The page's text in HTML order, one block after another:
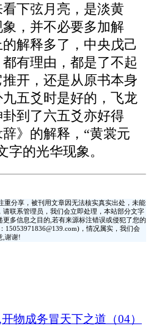
下弦月亮，是淡黄
，并不必要多加解
解释多了，中央戊己
有理由，都是了不起
开，还是从原书本身
五爻时是好的，飞龙
到了六五爻亦好得
》的解释，“黄裳元
字的光华现象。
重分享，被刊用文章因无法核实真实出处，未能
联系管理员，我们会立即处理，本站部分文字
多信息之目的,若有来源标注错误或侵犯了您的
15053971836@139.com)，情况属实，我们会
,谢谢!
物成务冒天下之道（04）